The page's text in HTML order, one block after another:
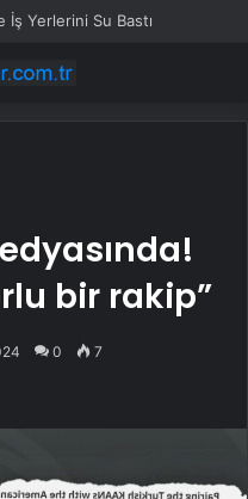
İş Yerlerini Su Bastı
bir rakip”
0 7